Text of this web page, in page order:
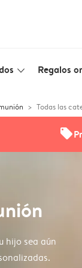
slim_arrow_down Regalos
Todas las
offers
hijo sea aún